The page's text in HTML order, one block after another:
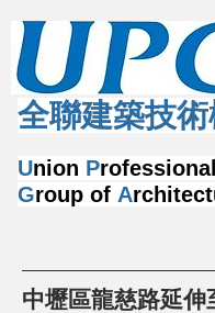
Union Professional
Group of A
全聯建築技
中壢區龍慈路延伸